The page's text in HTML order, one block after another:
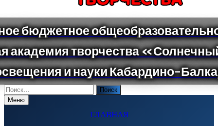
Поиск
по:Меню
ГЛАВНАЯ